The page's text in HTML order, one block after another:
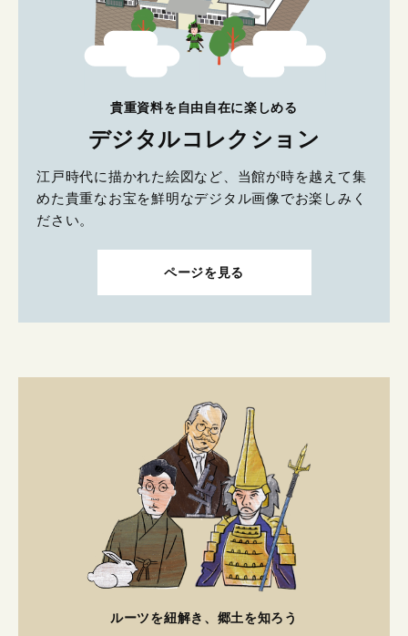
貴重資料を自由自在に楽しめる
デジタルコレクション
江戸時代に描かれた絵図など、当館が時を越えて集
めた貴重なお宝を鮮明なデジタル画像でお楽しみく
ださい。
ページを見る
ルーツを紐解き、郷土を知ろう